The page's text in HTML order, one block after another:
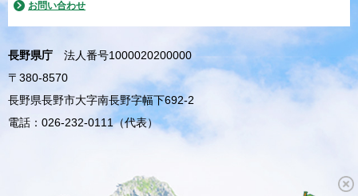
お問い合わせ
長野県庁
法人番号1000020200000
〒380-8570
長野県長野市大字南長野字幅下692-2
電話：026-232-0111（代表）